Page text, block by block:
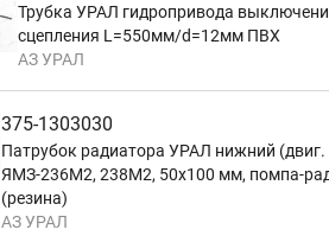
Трубка УРАЛ гидропривода
сцепления L=550мм/d=12мм ПВХ
АЗ УРАЛ
375-1303030
Патрубок радиатора УРАЛ нижний (двиг.
ЯМЗ-236М2, 238М2, 50х100 мм, помпа-
(резина)
АЗ УРАЛ